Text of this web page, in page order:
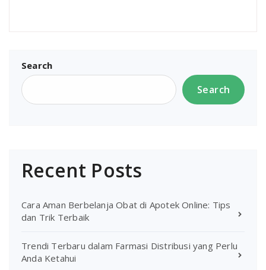
Search
Search
Recent Posts
Cara Aman Berbelanja Obat di Apotek Online: Tips
dan Trik Terbaik
Trendi Terbaru dalam Farmasi Distribusi yang Perlu
Anda Ketahui